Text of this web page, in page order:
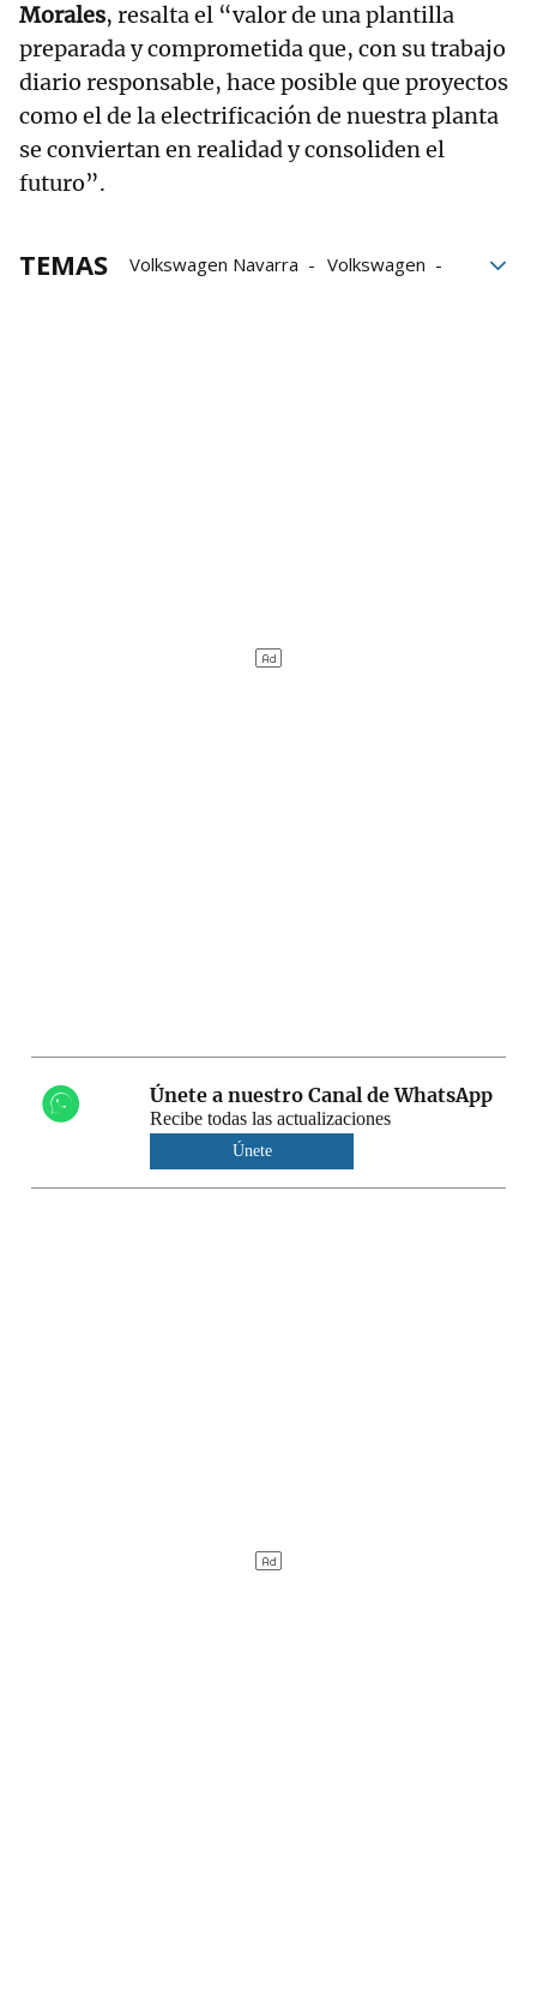
Morales, resalta el “valor de una plantilla
preparada y comprometida que, con su trabajo
diario responsable, hace posible que proyectos
como el de la electrificación de nuestra planta
se conviertan en realidad y consoliden el
futuro”.
TEMAS Volkswagen Navarra
Volkswagen
Únete a nuestro Canal de WhatsApp
Recibe todas las actualizaciones
Únete